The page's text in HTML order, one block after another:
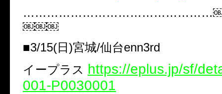
￼￼￼
■3/15(日)宮城/仙台enn3rd
イープラス ​ https://eplus.jp/sf/
001-P0030001